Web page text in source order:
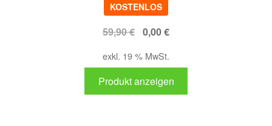
KOSTENLOS
59,90€ Ursprünglicher
war:
59,90 €
0,00€Aktueller
0,00 €.
exkl. 19 % MwSt.
Produkt anzeigen